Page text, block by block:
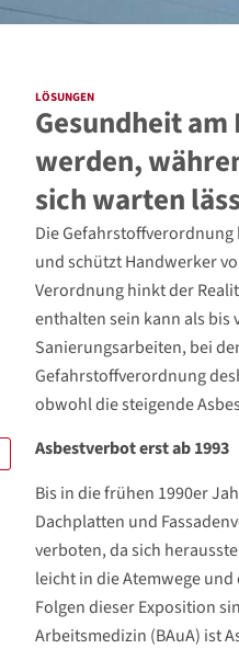
LÖSUNGEN
Gesundheit
werden,
sich warten
Die Gefahrstoffverordnung
und schützt Handwerker
Verordnung hinkt der
enthalten sein kann als bis
Sanierungsarbeiten, bei
Gefahrstoffverordnung
obwohl die steigende
Asbestverbot erst ab 1993
Bis in die frühen 1990er
Dachplatten und
verboten, da sich
leicht in die Atemwege
Folgen dieser Exposition
Arbeitsmedizin (BAuA) ist